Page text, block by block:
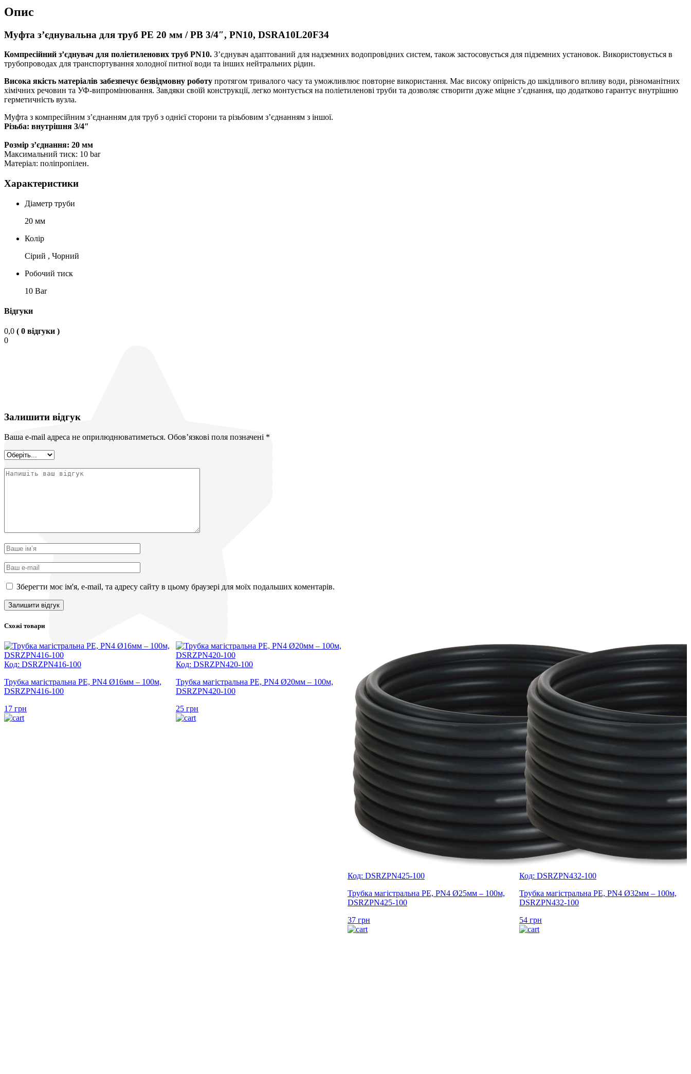
Опис
Муфта з’єднувальна для труб PE 20 мм / РВ 3/4″, PN10, DSRA10L20F34
Компресійний з’єднувач для поліетиленових труб PN10. З’єднувач адаптований для надземних водопровідних систем, також застосовується для підземних установок. Використовується в
трубопроводах для транспортування холодної питної води та інших нейтральних рідин.
Висока якість матеріалів забезпечує безвідмовну роботу протягом тривалого часу та уможливлює повторне використання. Має високу опірність до шкідливого впливу води, різноманітних
хімічних речовин та УФ-випромінювання. Завдяки своїй конструкції, легко монтується на поліетиленові труби та дозволяє створити дуже міцне з’єднання, що додатково гарантує внутрішню
герметичність вузла.
Муфта з компресійним з’єднанням для труб з однієї сторони та різьбовим з’єднанням з іншої.
Різьба: внутрішня 3/4″
Розмір з’єднання: 20 мм
Максимальний тиск: 10 bar
Матеріал: поліпропілен.
Характеристики
Діаметр труби
20 мм
Колір
Сірий , Чорний
Робочий тиск
10 Bar
Відгуки
0,0 ( 0 відгуки )
0
Залишити відгук
Ваша e-mail адреса не оприлюднюватиметься. Обов’язкові поля позначені *
Зберегти моє ім'я, e-mail, та адресу сайту в цьому браузері для моїх подальших коментарів.
Схожі товари
Код: DSRZPN416-100
Трубка магістральна PE, PN4 Ø16мм – 100м,
DSRZPN416-100
17 грн
Код: DSRZPN420-100
Трубка магістральна PE, PN4 Ø20мм – 100м,
DSRZPN420-100
25 грн
Код: DSRZPN425-100
Трубка магістральна PE, PN4 Ø25мм – 100м,
DSRZPN425-100
37 грн
Код: DSRZPN432-100
Трубка магістральна PE, PN4 Ø32мм – 100м,
DSRZPN432-100
54 грн